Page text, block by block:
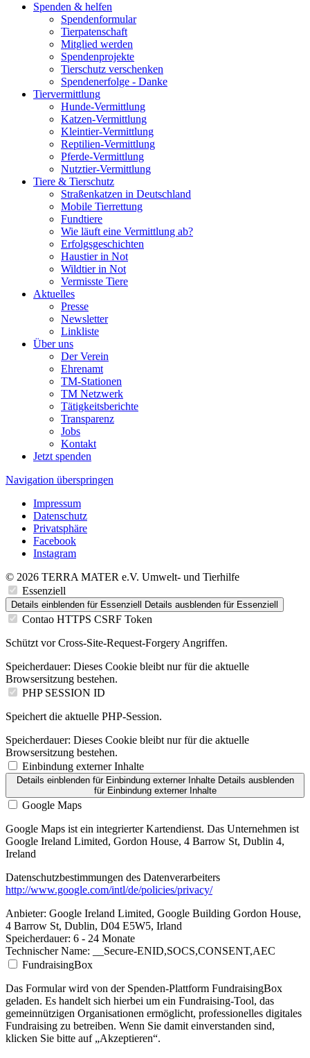
Spenden & helfen
Spendenformular
Tierpatenschaft
Mitglied werden
Spendenprojekte
Tierschutz verschenken
Spendenerfolge - Danke
Tiervermittlung
Hunde-Vermittlung
Katzen-Vermittlung
Kleintier-Vermittlung
Reptilien-Vermittlung
Pferde-Vermittlung
Nutztier-Vermittlung
Tiere & Tierschutz
Straßenkatzen in Deutschland
Mobile Tierrettung
Fundtiere
Wie läuft eine Vermittlung ab?
Erfolgsgeschichten
Haustier in Not
Wildtier in Not
Vermisste Tiere
Aktuelles
Presse
Newsletter
Linkliste
Über uns
Der Verein
Ehrenamt
TM-Stationen
TM Netzwerk
Tätigkeitsberichte
Transparenz
Jobs
Kontakt
Jetzt spenden
Navigation überspringen
Impressum
Datenschutz
Privatsphäre
Facebook
Instagram
© 2026 TERRA MATER e.V. Umwelt- und Tierhilfe
Essenziell
Details einblenden für Essenziell Details ausblenden für Essenziell
Contao HTTPS CSRF Token
Schützt vor Cross-Site-Request-Forgery Angriffen.
Speicherdauer: Dieses Cookie bleibt nur für die aktuelle
Browsersitzung bestehen.
PHP SESSION ID
Speichert die aktuelle PHP-Session.
Speicherdauer: Dieses Cookie bleibt nur für die aktuelle
Browsersitzung bestehen.
Einbindung externer Inhalte
Details einblendenfür Einbindung externer Inhalte Details ausblenden
für Einbindung externer Inhalte
Google Maps
Google Maps ist ein integrierter Kartendienst. Das Unternehmen ist
Google Ireland Limited, Gordon House, 4 Barrow St, Dublin 4,
Ireland
Datenschutzbestimmungen des Datenverarbeiters
http://www.google.com/intl/de/policies/privacy/
Anbieter: Google Ireland Limited, Google Building Gordon House,
4 Barrow St, Dublin, D04 E5W5, Irland
Speicherdauer: 6 - 24 Monate
Technischer Name: __Secure-ENID,SOCS,CONSENT,AEC
FundraisingBox
Das Formular wird von der Spenden-Plattform FundraisingBox
geladen. Es handelt sich hierbei um ein Fundraising-Tool, das
gemeinnützigen Organisationen ermöglicht, professionelles digitales
Fundraising zu betreiben. Wenn Sie damit einverstanden sind,
klicken Sie bitte auf „Akzeptieren“.